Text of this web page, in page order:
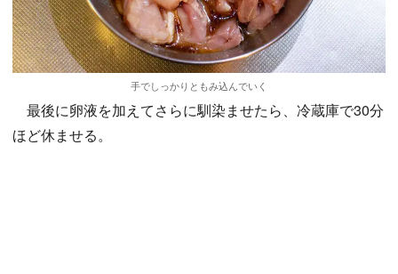
手でしっかりともみ込んでいく
最後に卵液を加えてさらに馴染ませたら、冷蔵庫で30分
ほど休ませる。